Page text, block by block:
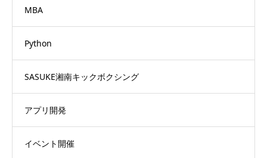
MBA
Python
SASUKE湘南キックボクシング
アプリ開発
イベント開催